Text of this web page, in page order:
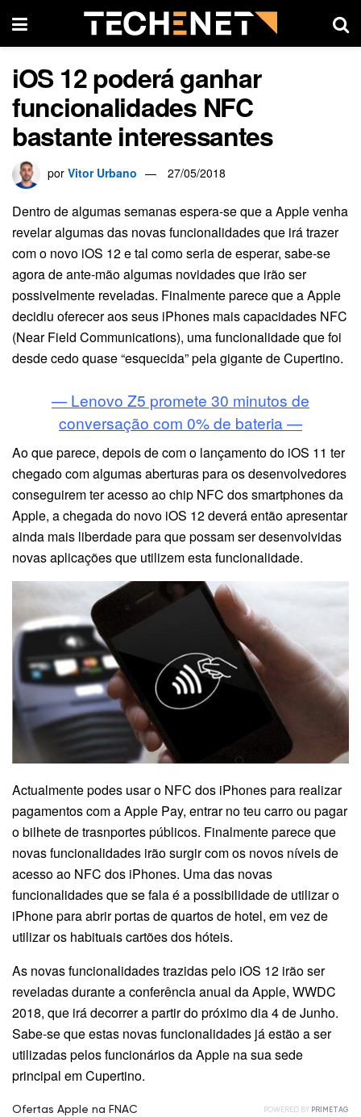
iOS 12 poderá ganhar
funcionalidades NFC
bastante interessantes
por Vitor Urbano 27/05/2018
Dentro de algumas semanas espera-se que a Apple venha
revelar algumas das novas funcionalidades que irá trazer
com o novo iOS 12 e tal como seria de esperar, sabe-se
agora de ante-mão algumas novidades que irão ser
possivelmente reveladas. Finalmente parece que a Apple
decidiu oferecer aos seus iPhones mais capacidades NFC
(Near Field Communications), uma funcionalidade que foi
desde cedo quase “esquecida” pela gigante de Cupertino.
— Lenovo Z5 promete 30 minutos de
conversação com 0% de bateria —
Ao que parece, depois de com o lançamento do iOS 11 ter
chegado com algumas aberturas para os desenvolvedores
conseguirem ter acesso ao chip NFC dos smartphones da
Apple, a chegada do novo iOS 12 deverá então apresentar
ainda mais liberdade para que possam ser desenvolvidas
novas aplicações que utilizem esta funcionalidade.
Actualmente podes usar o NFC dos iPhones para realizar
pagamentos com a Apple Pay, entrar no teu carro ou pagar
o bilhete de trasnportes públicos. Finalmente parece que
novas funcionalidades irão surgir com os novos níveis de
acesso ao NFC dos iPhones. Uma das novas
funcionalidades que se fala é a possibilidade de utilizar o
iPhone para abrir portas de quartos de hotel, em vez de
utilizar os habituais cartões dos hóteis.
As novas funcionalidades trazidas pelo iOS 12 irão ser
reveladas durante a conferência anual da Apple, WWDC
2018, que irá decorrer a partir do próximo dia 4 de Junho.
Sabe-se que estas novas funcionalidades já estão a ser
utilizadas pelos funcionários da Apple na sua sede
principal em Cupertino.